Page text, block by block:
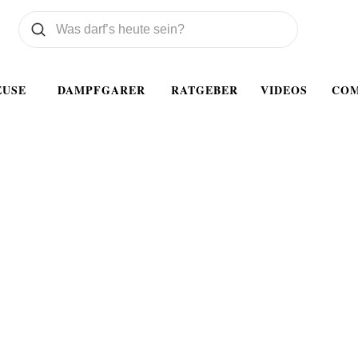
DAMPFGARER RATGEBER VIDEOS
Was wollen Sie suchen
Suchen